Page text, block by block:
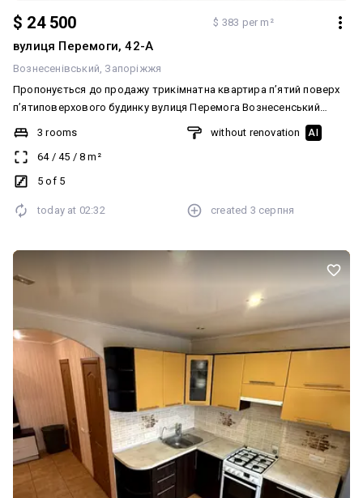
$ 24 500 $ 383 per m²
вулиця Перемоги, 42-А
Вознесенівський Запоріжжя
Пропонується до продажу трикімнатна квартира п’ятий поверх
п’ятиповерхового будинку вулиця Перемога Вознесенський
район. Район літака все в кроковій доступності квартира готова
до продажу. Показ у зручний час для вас.
3 rooms
64/ 45 / 8 m²
5 of 5
without renovation AI
today at 02:32 created 3 серпня